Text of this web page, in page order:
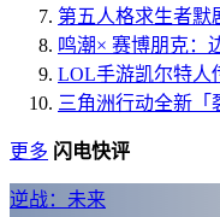
第五人格求生者默
鸣潮× 赛博朋克：
LOL手游凯尔特人
三角洲行动全新「
更多 闪电快评
逆战：未来